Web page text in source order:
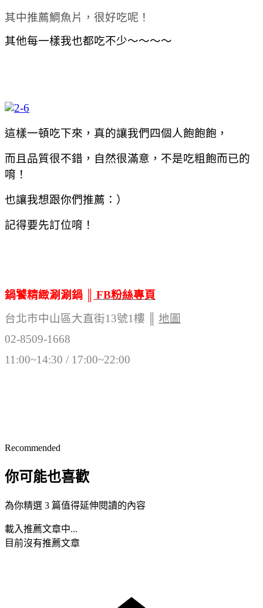
其中推薦鯛魚片，很好吃呢！
其他每一樣我也都吃不少～～～～
這樣一頓吃下來，真的讓我們四個人飽飽飽，
而且品質很不錯，自然很滿意，不是吃粗飽而已的
唷！
也讓我想跟你們推薦：）
記得要先訂位唷！
鍋饕精緻涮涮鍋 ║
FB粉絲專頁
台北市中山區大直街13號1樓 ║ 地圖
02-8509-1668
11:00~14:30 / 17:00~22:00
Recommended
你可能也喜歡
為你精選 3 篇值得延伸閱讀的內容
載入推薦文章中...
目前沒有推薦文章